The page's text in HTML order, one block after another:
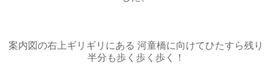
案内図の右上ギリギリにある 河童橋に向けてひたすら残り
半分も歩く歩く歩く！